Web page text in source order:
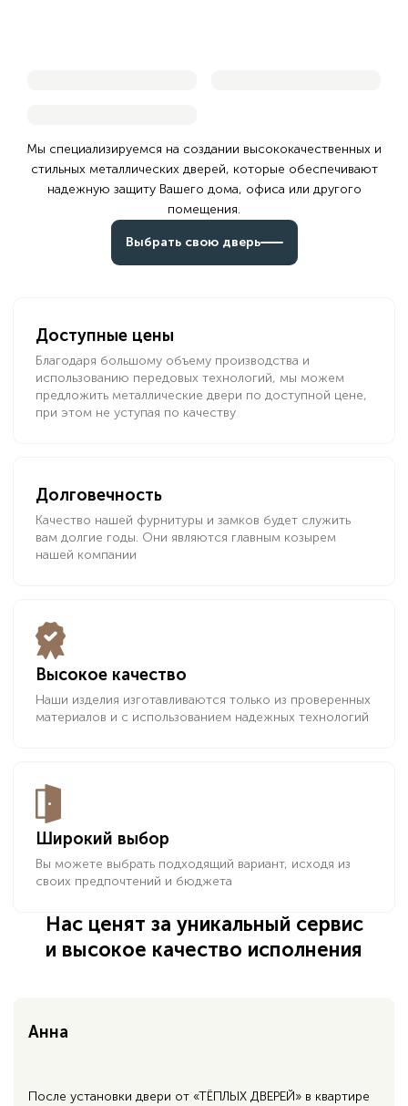
Мы специализируемся на создании высококачественных и
стильных металлических дверей, которые обеспечивают
надежную защиту Вашего дома, офиса или другого
помещения.
Выбрать свою дверь
Доступные цены
Благодаря большому объему производства и
использованию передовых технологий, мы можем
предложить металлические двери по доступной цене,
при этом не уступая по качеству
Долговечность
Качество нашей фурнитуры и замков будет служить
вам долгие годы. Они являются главным козырем
нашей компании
Высокое качество
Наши изделия изготавливаются только из проверенных
материалов и с использованием надежных технологий
Широкий выбор
Вы можете выбрать подходящий вариант, исходя из
своих предпочтений и бюджета
Нас ценят за уникальный сервис
и высокое качество исполнения
Анна
После установки двери от «ТЁПЛЫХ ДВЕРЕЙ» в квартире